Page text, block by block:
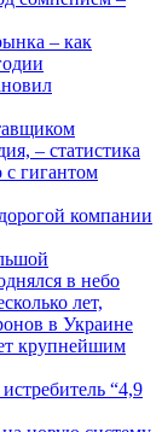
– как
– статистика
с гигантом
компании
в небо
лет,
в Украине
крупнейшим
“4,9